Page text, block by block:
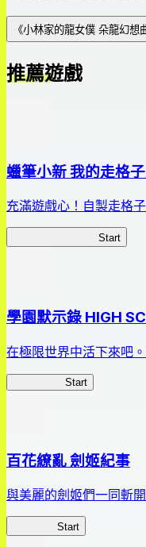
《小林家的龍女僕 朵龍幻想
推薦遊戲
蠟筆小新 我的走格
充滿遊戲心！自製走格
Start
學園默示錄 HIGH
在極限世界中活下來吧
Start
百花繚亂 劍姬紀事
與美麗的劍姬們一同斬
Start